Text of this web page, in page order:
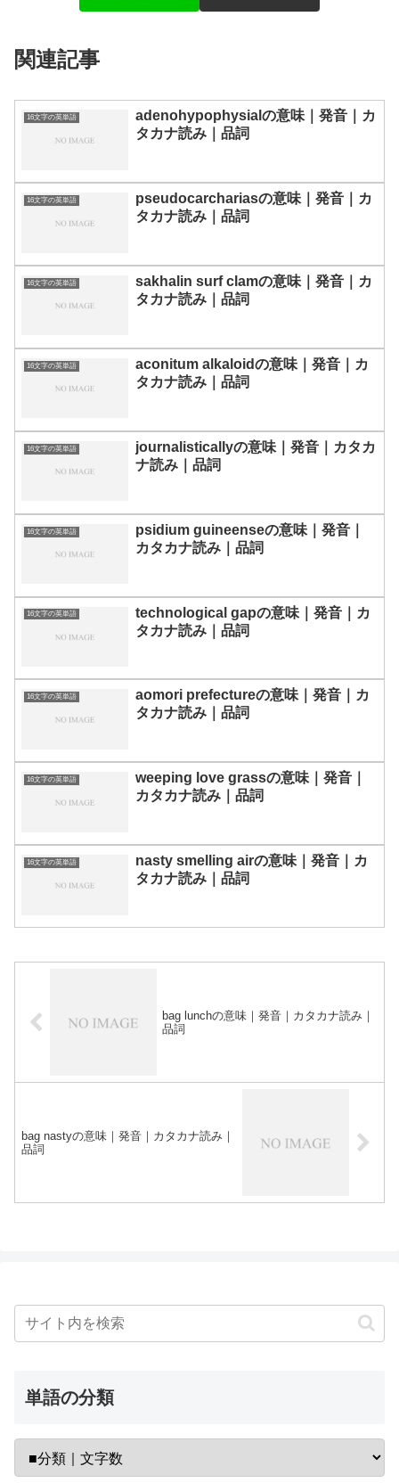
関連記事
16文字の英単語
adenohypophysialの意味｜発音｜カ
タカナ読み｜品詞
16文字の英単語
pseudocarchariasの意味｜発音｜カ
タカナ読み｜品詞
16文字の英単語
sakhalin surf clamの意味｜発音｜カ
タカナ読み｜品詞
16文字の英単語
aconitum alkaloidの意味｜発音｜カ
タカナ読み｜品詞
16文字の英単語
journalisticallyの意味｜発音｜カタカ
ナ読み｜品詞
16文字の英単語
psidium guineenseの意味｜発音｜
カタカナ読み｜品詞
16文字の英単語
technological gapの意味｜発音｜カ
タカナ読み｜品詞
16文字の英単語
aomori prefectureの意味｜発音｜カ
タカナ読み｜品詞
16文字の英単語
weeping love grassの意味｜発音｜
カタカナ読み｜品詞
16文字の英単語
nasty smelling airの意味｜発音｜カ
タカナ読み｜品詞
bag lunchの意味｜発音｜カタカナ読み｜
品詞
bag nastyの意味｜発音｜カタカナ読み｜
品詞
単語の分類